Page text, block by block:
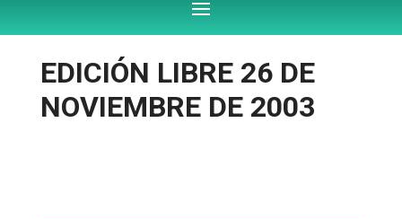
EDICIÓN LIBRE 26 DE
NOVIEMBRE DE 2003